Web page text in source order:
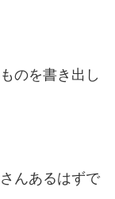
のを書き出し
んあるはずで